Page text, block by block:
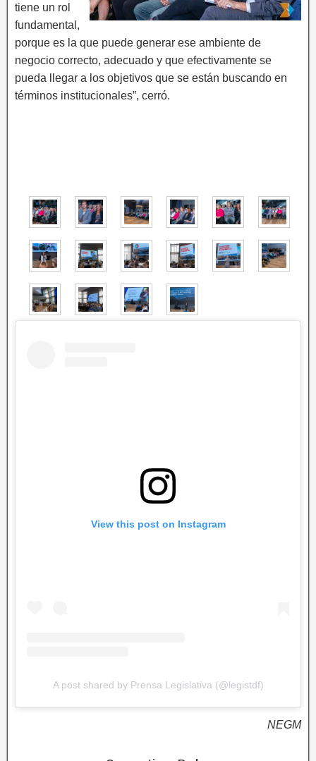
tiene un rol
fundamental,
porque es la que puede generar ese ambiente de
negocio correcto, adecuado y que efectivamente se
pueda llegar a los objetivos que se están buscando en
términos institucionales”, cerró.
View this post on Instagram
A post shared by Prensa Legislativa (@legistdf)
NEGM